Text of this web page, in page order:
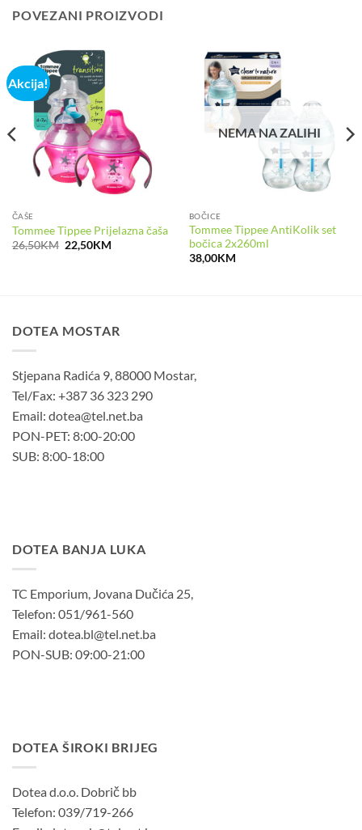
POVEZANI PROIZVODI
Akcija!
ČAŠE
Tommee Tippee Prijelazna čaša
26,50KM Izvorna
cijena
22,50KMTrenutna
NEMA NA ZALIHI
BOČICE
Tommee Tippee AntiKolik set
bočica 2x260ml
38,00KM
DOTEA MOSTAR
Stjepana Radića 9, 88000 Mostar,
Tel/Fax: +387 36 323 290
Email: dotea@tel.net.ba
PON-PET: 8:00-20:00
SUB: 8:00-18:00
DOTEA BANJA LUKA
TC Emporium, Jovana Dučića 25,
Telefon: 051/961-560
Email: dotea.bl@tel.net.ba
PON-SUB: 09:00-21:00
DOTEA ŠIROKI BRIJEG
Dotea d.o.o. Dobrič bb
Telefon: 039/719-266